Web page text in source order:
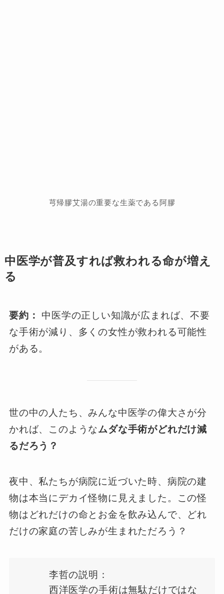
芎帰膠艾湯の重要な生薬である阿膠
中医学が普及すれば救われる命が増え
る
要約：
中医学の正しい知識が広まれば、不要
な手術が減り、多くの女性が救われる可能性
がある。
世の中の人たち、みんな中医学の偉大さが分
かれば、このようなムダな手術がどれだけ減
るだろう？
夜中、私たちが病院に近づいた時、病院の建
物は本当にデカイ怪物に見えました。この怪
物はどれだけの命とお金を飲み込んで、どれ
だけの家庭の苦しみが生まれただろう？
李哲の説明：
西洋医学の手術は無駄だけではな